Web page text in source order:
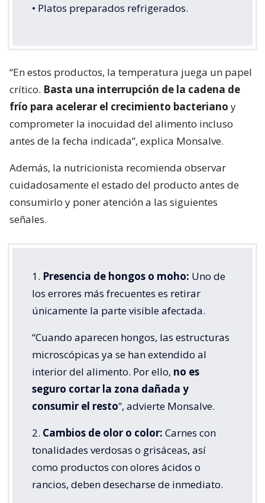
• Platos preparados refrigerados.
“En estos productos, la temperatura juega un papel
crítico. Basta una interrupción de la cadena de
frío para acelerar el crecimiento bacteriano y
comprometer la inocuidad del alimento incluso
antes de la fecha indicada”, explica Monsalve.
Además, la nutricionista recomienda observar
cuidadosamente el estado del producto antes de
consumirlo y poner atención a las siguientes
señales.
1. Presencia de hongos o moho: Uno de
los errores más frecuentes es retirar
únicamente la parte visible afectada.
“Cuando aparecen hongos, las estructuras
microscópicas ya se han extendido al
interior del alimento. Por ello, no es
seguro cortar la zona dañada y
consumir el resto”, advierte Monsalve.
2. Cambios de olor o color: Carnes con
tonalidades verdosas o grisáceas, así
como productos con olores ácidos o
rancios, deben desecharse de inmediato.